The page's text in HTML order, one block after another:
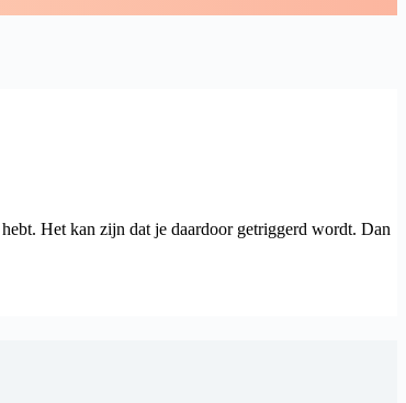
Het kan zijn dat je daardoor getriggerd wordt. Dan